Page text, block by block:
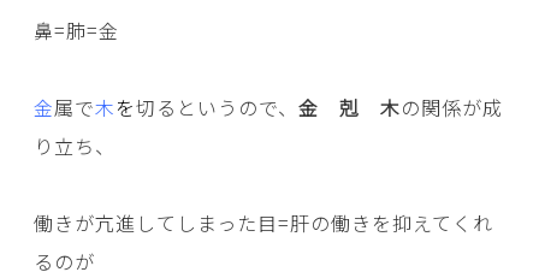
鼻=肺=金
金属で木を切るというので、 金 剋 木の関係が成
り立ち、
働きが亢進してしまった目=肝の働きを抑えてくれ
るのが